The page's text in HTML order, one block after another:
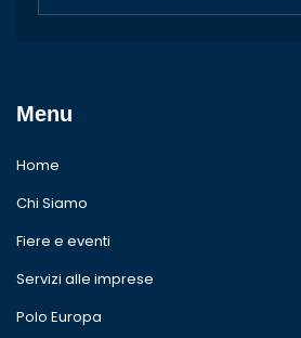
Menu
Home
Chi Siamo
Fiere e eventi
Servizi alle imprese
Polo Europa